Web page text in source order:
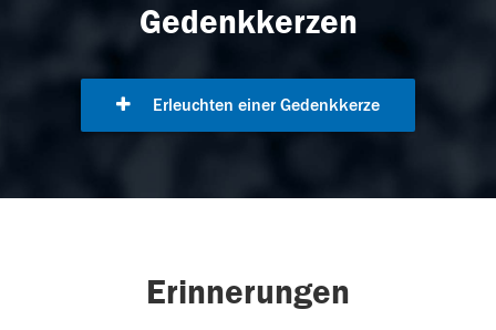
Gedenkkerzen
Erleuchten einer Gedenkkerze
Erinnerungen